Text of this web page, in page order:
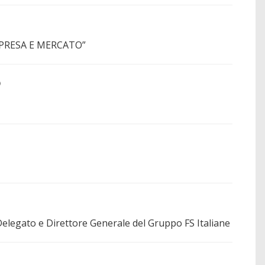
E MERCATO”
e Direttore Generale del Gruppo FS Italiane